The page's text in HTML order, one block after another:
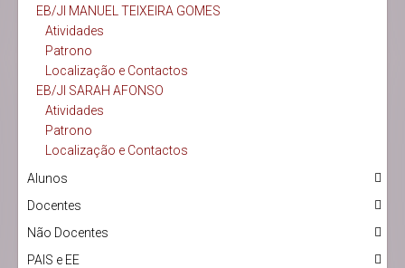
EB/JI MANUEL TEIXEIRA GOMES
Atividades
Patrono
Localização e Contactos
EB/JI SARAH AFONSO
Atividades
Patrono
Localização e Contactos
Alunos
Docentes
Não Docentes
PAIS e EE